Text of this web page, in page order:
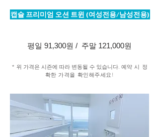
캡슐 프리미엄 오션 트윈 (여성전용/남성전용)
평일 91,300원 / 주말 121,000원
* 위 가격은 시즌에 따라 변동될 수 있습니다. 예약 시 정
확한 가격을 확인해주세요!